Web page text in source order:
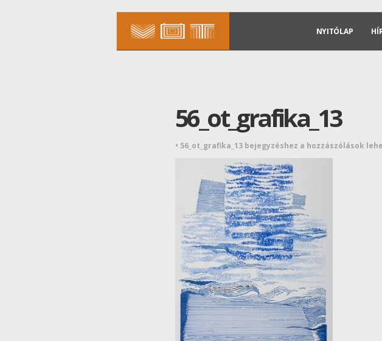
NYITÓLAP
56_ot_grafika_13
• 56_ot_grafika_13 bejegyzéshez a hozzászólások